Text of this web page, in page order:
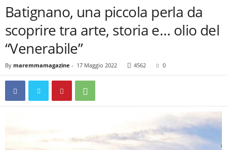
Batignano, una piccola perla da
scoprire tra arte, storia e… olio del
“Venerabile”
By maremmamagazine - 17 Maggio 2022 4562 0